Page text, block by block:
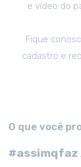
e vídeo do
Fique
cadastro e
O que você
#assimqfaz